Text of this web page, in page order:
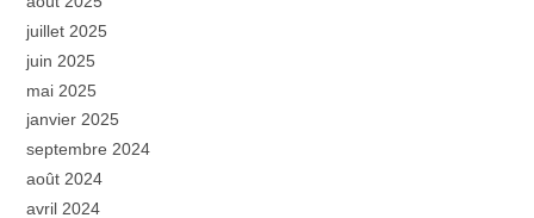
juillet 2025
juin 2025
mai 2025
janvier 2025
septembre 2024
août 2024
avril 2024